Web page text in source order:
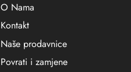
O Nama
Kontakt
Naše prodavnice
Povrati i zamjene